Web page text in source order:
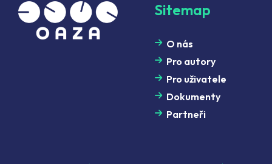
Sitemap
O nás
Pro autory
Pro uživatele
Dokumenty
Partneři